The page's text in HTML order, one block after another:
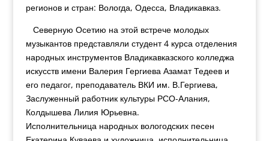
регионов и стран: Вологда, Одесса, Владикавказ.
Северную Осетию на этой встрече молодых
музыкантов представляли студент 4 курса отделения
народных инструментов Владикавказского колледжа
искусств имени Валерия Гергиева Азамат Тедеев и
его педагог, преподаватель ВКИ им. В.Гергиева,
Заслуженный работник культуры РСО-Алания,
Колдышева Лилия Юрьевна.
Исполнительница народных вологодских песен